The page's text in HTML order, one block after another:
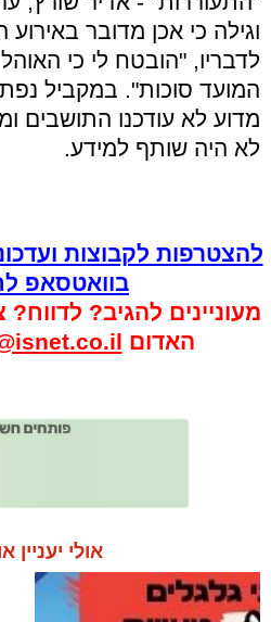
וגילה כי אכן מדובר באירוע
לדבריו, "הובטח לי כי
המועד סוכות". במקביל
מדוע לא עודכנו התושבים
לא היה שותף למידע.
להצטרפות לקבוצות
בוואטסאפ
מעוניינים להגיב?
האדום
אולי יעניין